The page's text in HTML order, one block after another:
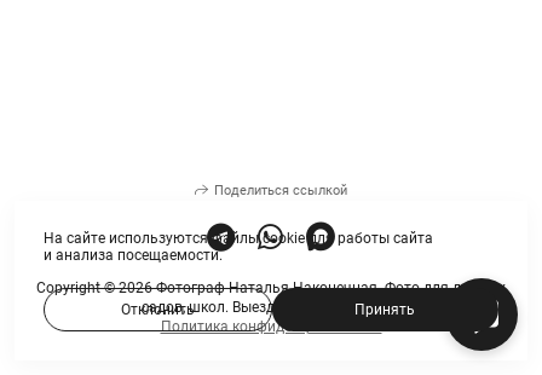
Поделиться ссылкой
Copyright © 2026 Фотограф Наталья Наконечная. Фото для детских
садов, школ. Выездные фотопроекты.
Политика конфиденциальности
На сайте используются файлы cookie для работы сайта
и анализа посещаемости.
Отклонить Принять